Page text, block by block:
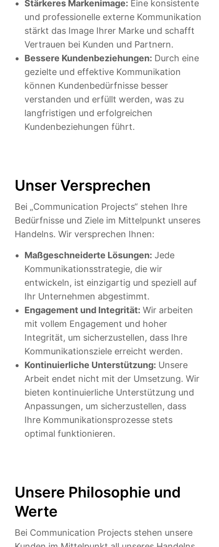
Stärkeres Markenimage: Eine konsistente
und professionelle externe Kommunikation
stärkt das Image Ihrer Marke und schafft
Vertrauen bei Kunden und Partnern.
Bessere Kundenbeziehungen: Durch eine
gezielte und effektive Kommunikation
können Kundenbedürfnisse besser
verstanden und erfüllt werden, was zu
langfristigen und erfolgreichen
Kundenbeziehungen führt.
Unser Versprechen
Bei „Communication Projects“ stehen Ihre
Bedürfnisse und Ziele im Mittelpunkt unseres
Handelns. Wir versprechen Ihnen:
Maßgeschneiderte Lösungen: Jede
Kommunikationsstrategie, die wir
entwickeln, ist einzigartig und speziell auf
Ihr Unternehmen abgestimmt.
Engagement und Integrität: Wir arbeiten
mit vollem Engagement und hoher
Integrität, um sicherzustellen, dass Ihre
Kommunikationsziele erreicht werden.
Kontinuierliche Unterstützung: Unsere
Arbeit endet nicht mit der Umsetzung. Wir
bieten kontinuierliche Unterstützung und
Anpassungen, um sicherzustellen, dass
Ihre Kommunikationsprozesse stets
optimal funktionieren.
Unsere Philosophie und
Werte
Bei Communication Projects stehen unsere